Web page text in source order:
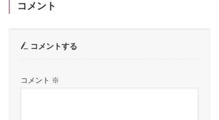
コメント
コメントする
コメント ※